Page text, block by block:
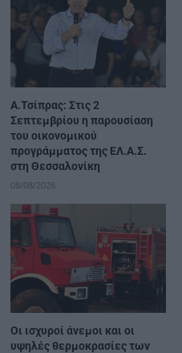
Α.Τσίπρας: Στις 2
Σεπτεμβρίου η παρουσίαση
του οικονομικού
προγράμματος της ΕΛ.Α.Σ.
στη Θεσσαλονίκη
08/08/2026
Οι ισχυροί άνεμοι και οι
υψηλές θερμοκρασίες των